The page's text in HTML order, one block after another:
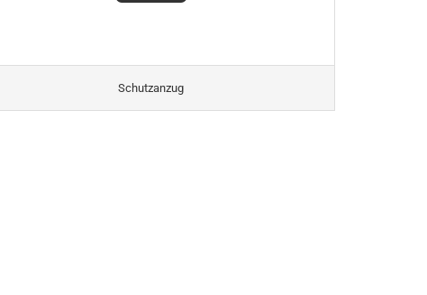
Schutzanzug